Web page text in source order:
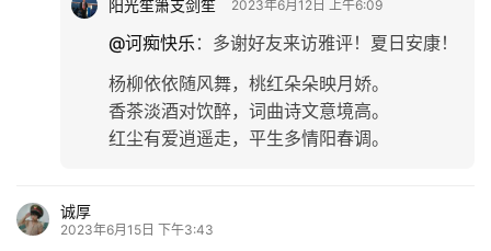
阳光笙箫支剑笙 2023年6月12日 上午6:09
@诃痴快乐 ： 多谢好友来访雅评！夏日安康！
杨柳依依随风舞，桃红朵朵映月娇。
香茶淡酒对饮醉，词曲诗文意境高。
红尘有爱逍遥走，平生多情阳春调。
诚厚
2023年6月15日 下午3:43